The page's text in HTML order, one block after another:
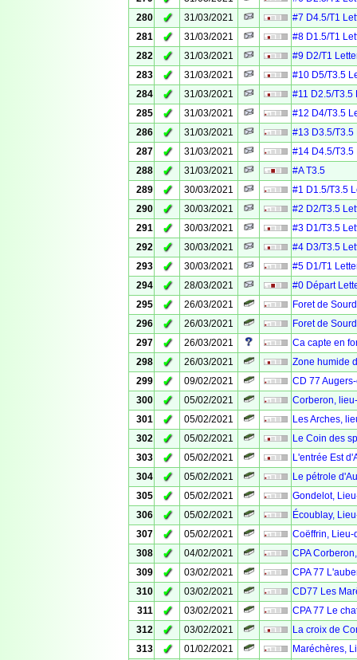
280
✓ 31/03/2021
#7 D4.5/T1
281
✓ 31/03/2021
#8 D1.5/T1
282
✓ 31/03/2021
#9 D2/T1
283
✓ 31/03/2021
#10 D5/T3.5
284
✓ 31/03/2021
#11 D2.5/T3.5
285
✓ 31/03/2021
#12 D4/T3.5
286
✓ 31/03/2021
#13 D3.5/T3.5
287
✓ 31/03/2021
#14 D4.5/T3.5
288
✓ 31/03/2021
#A T3.5
289
✓ 30/03/2021
#1 D1.5/T3.5
290
✓ 30/03/2021
#2 D2/T3.5
291
✓ 30/03/2021
#3 D1/T3.5
292
✓ 30/03/2021
#4 D3/T3.5
293
✓ 30/03/2021
#5 D1/T1
294
✓ 28/03/2021
#0 Départ
295
✓ 26/03/2021
Foret de
296
✓ 26/03/2021
Foret de
297
✓ 26/03/2021
Ca capte en
298
✓ 26/03/2021
Zone humide
299
✓ 09/02/2021
CD 77
300
✓ 05/02/2021
Corberon,
301
✓ 05/02/2021
Les Arches,
302
✓ 05/02/2021
Le Coin des
303
✓ 05/02/2021
L'entrée Est
304
✓ 05/02/2021
Le pétrole
305
✓ 05/02/2021
Gondelot,
306
✓ 05/02/2021
Écoublay,
307
✓ 05/02/2021
Coëffrin, Lieu-
308
✓ 04/02/2021
CPA
309
✓ 03/02/2021
CPA 77
310
✓ 03/02/2021
CD77 Les
311
✓ 03/02/2021
CPA 77 Le
312
✓ 03/02/2021
La croix de
313
✓ 01/02/2021
Maréchères,